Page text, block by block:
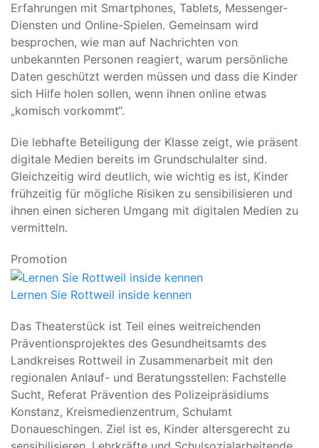
Erfahrungen mit Smartphones, Tablets, Messenger-
Diensten und Online-Spielen. Gemeinsam wird
besprochen, wie man auf Nachrichten von
unbekannten Personen reagiert, warum persönliche
Daten geschützt werden müssen und dass die Kinder
sich Hilfe holen sollen, wenn ihnen online etwas
„komisch vorkommt“.
Die lebhafte Beteiligung der Klasse zeigt, wie präsent
digitale Medien bereits im Grundschulalter sind.
Gleichzeitig wird deutlich, wie wichtig es ist, Kinder
frühzeitig für mögliche Risiken zu sensibilisieren und
ihnen einen sicheren Umgang mit digitalen Medien zu
vermitteln.
Promotion
Lernen Sie Rottweil inside kennen
Das Theaterstück ist Teil eines weitreichenden
Präventionsprojektes des Gesundheitsamts des
Landkreises Rottweil in Zusammenarbeit mit den
regionalen Anlauf- und Beratungsstellen: Fachstelle
Sucht, Referat Prävention des Polizeipräsidiums
Konstanz, Kreismedienzentrum, Schulamt
Donaueschingen. Ziel ist es, Kinder altersgerecht zu